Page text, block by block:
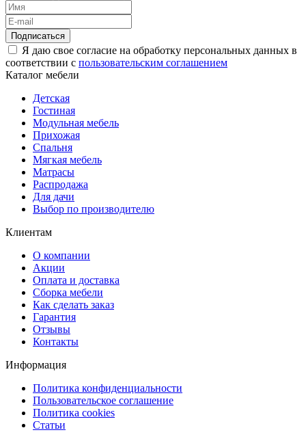
Подписаться
Я даю свое согласие на обработку персональных данных в
соответствии с пользовательским соглашением
Каталог мебели
Детская
Гостиная
Модульная мебель
Прихожая
Спальня
Мягкая мебель
Матрасы
Распродажа
Для дачи
Выбор по производителю
Клиентам
О компании
Акции
Оплата и доставка
Сборка мебели
Как сделать заказ
Гарантия
Отзывы
Контакты
Информация
Политика конфиденциальности
Пользовательское соглашение
Политика cookies
Статьи